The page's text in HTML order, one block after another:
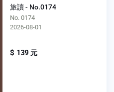
旅讀 - No.0174
No. 0174
2026-08-01
$ 139 元